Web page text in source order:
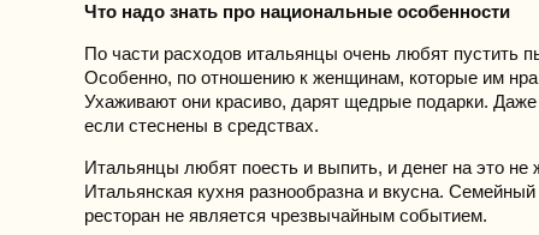
Что надо знать про национальные особенности
По части расходов итальянцы очень любят пустить
Особенно, по отношению к женщинам, которые им
Ухаживают они красиво, дарят щедрые подарки.
если стеснены в средствах.
Итальянцы любят поесть и выпить, и денег на это не
Итальянская кухня разнообразна и вкусна.
ресторан не является чрезвычайным событием.